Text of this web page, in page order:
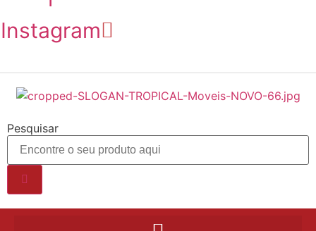
Instagram
Pesquisar